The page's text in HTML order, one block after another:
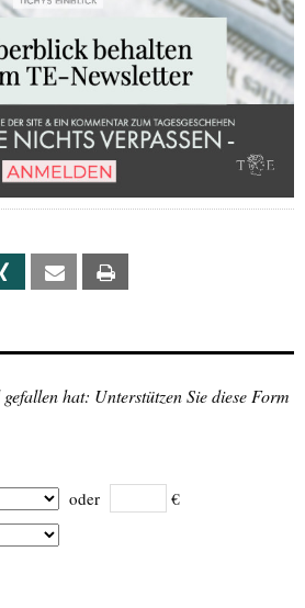
Xing Email
hat: Unterstützen Sie diese Form
oder €